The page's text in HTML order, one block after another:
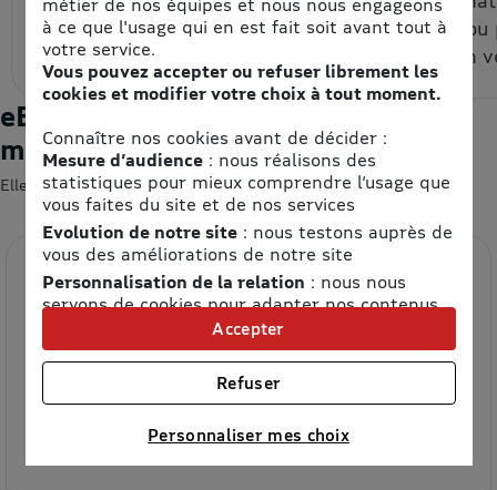
espace personnel.
un code
code à un
eBons d'achats : les enseignes du
moment
Elles devraient vous intéresser 😍
Etam
à ce que l'usage qui en est fait soit avant tout à
votre service.
Vous pouvez accepter ou refuser librement les
cookies et modifier votre choix à tout moment.
Connaître nos cookies avant de décider :
Mesure d’audience: nous réalisons des
statistiques pour mieux comprendre l’usage que
vous faites du site et de nos services
Evolution de notre site: nous testons auprès de
vous des améliorations de notre site
Personnalisation de la relation : nous nous
servons de cookies pour adapter nos contenus
et personnaliser nos offres
Univers publicitaire: nous utilisons avec nos
partenaires des cookies pour afficher des
publicités personnalisées
Connaître notre politique cookies et la liste de nos
Personnaliser mes choix
Refuser
Accepter